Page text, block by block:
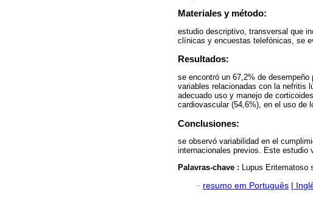
Materiales y método:
estudio descriptivo, transversal que
clínicas y encuestas telefónicas, se
Resultados:
se encontró un 67,2% de
variables relacionadas con la nefritis
adecuado uso y manejo de
cardiovascular (54,6%), en el uso de
Conclusiones:
se observó variabilidad en el
internacionales previos. Este estudio
Palavras-chave :
Lupus
· resumo em Português